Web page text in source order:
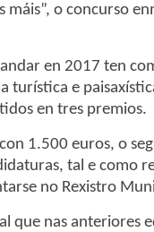
máis”, o concurso
en 2017 ten
turística e
en tres premios.
1.500 euros, o
tal e como
no Rexistro
que nas anteriores